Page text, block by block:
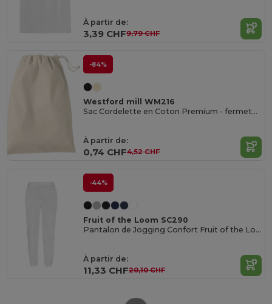
À partir de:
3,39 CHF9,79 CHF
-84%
Westford mill WM216
Sac Cordelette en Coton Premium - fermeture à cordon - différentes tailles
À partir de:
0,74 CHF4,52 CHF
-44%
Fruit of the Loom SC290
Pantalon de Jogging Confort Fruit of the Loom
À partir de:
11,33 CHF20,10 CHF